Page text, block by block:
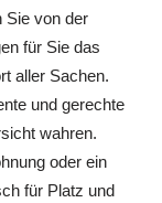
Sie von der
für Sie das
aller Sachen.
und gerechte
wahren.
oder ein
für Platz und